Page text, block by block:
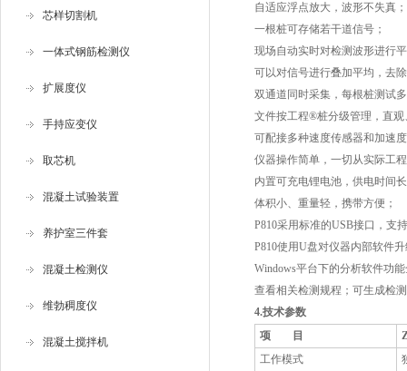
芯样切割机
一体式钢筋检测仪
扩展度仪
手持应变仪
取芯机
混凝土试验装置
养护室三件套
混凝土检测仪
维勃稠度仪
混凝土搅拌机
自适应浮点放大，波形不失真；
一根桩可存储若干道信号；
现场自动实时对检测波形进行
可以对信号进行叠加平均，去
双通道同时采集，每根桩测试
文件按工程®桩分级管理，直
可配接多种速度传感器和加速
仪器操作简单，一切从实际工
内置可充电锂电池，供电时间
体积小、重量轻，携带方便；
P810采用标准的USB接口，支
P810使用U盘对仪器内部软件
Windows平台下的分析软件功
查看相关检测规程；可生成检
4.技术参数
项 目
工作模式